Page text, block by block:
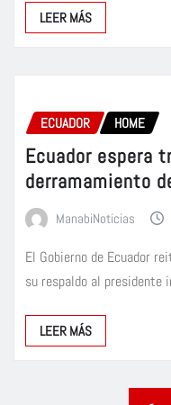
LEER MÁS
ECUADOR HOME
Ecuador espera
derramamiento
ManabiNoticias
El Gobierno de Ecuador
su respaldo al presidente
LEER MÁS